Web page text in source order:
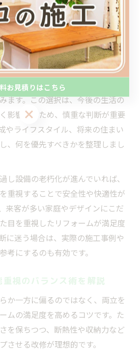
へ導くリフォーム選択
を実現する判断ポイント
、多くの方が「見た目重視」か
ます。この選択は、今後の生活の
影響するため、慎重な判断が重要
やライフスタイル、将来の住まい
、何を優先すべきかを整理しまし
し設備の老朽化が進んでいれば、
重視することで安全性や快適性が
来客が多い家庭やデザインにこだ
目を重視したリフォームが満足度
に迷う場合は、実際の施工事例や
考にするのも有効です。
視のバランス術を解説
か一方に偏るのではなく、両立を
ムの満足度を高めるコツです。た
を保ちつつ、断熱性や収納力など
させる改修が理想的です。
お見積りはこちら
お見積りはこちら